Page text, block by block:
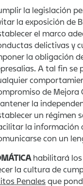
la legislación
la exposición de
el marco
delictivas y
la obligación
A tal fin se
de
la
un régimen
la información
con un
habilitará
la cultura de
Penales que